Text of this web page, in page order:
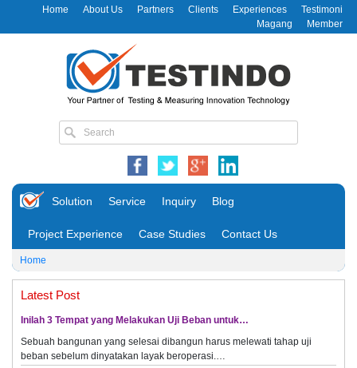
Home About Us Partners Clients Experiences
Testimoni
Magang
Member
Solution Service Inquiry Blog
Project Experience Case Studies Contact Us
Home
Latest Post
Inilah 3 Tempat yang Melakukan Uji Beban untuk…
Sebuah bangunan yang selesai dibangun harus melewati tahap uji
beban sebelum dinyatakan layak beroperasi.…